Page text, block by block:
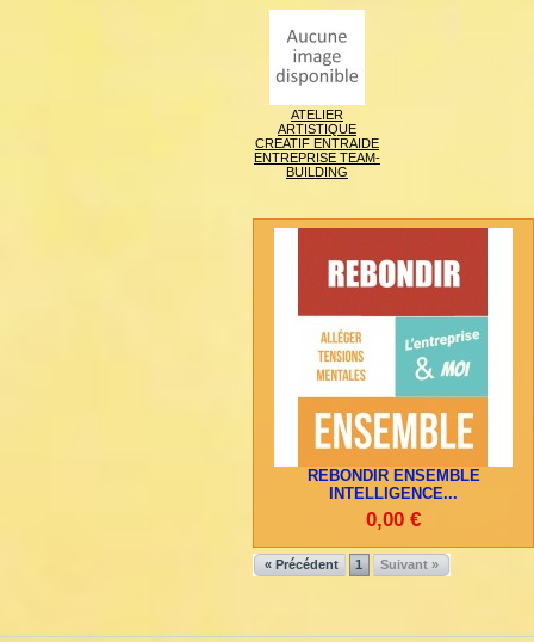
ATELIER
ARTISTIQUE
CREATIF ENTRAIDE
ENTREPRISE TEAM-
BUILDING
REBONDIR ENSEMBLE
INTELLIGENCE...
0,00 €
« Précédent 1 Suivant »